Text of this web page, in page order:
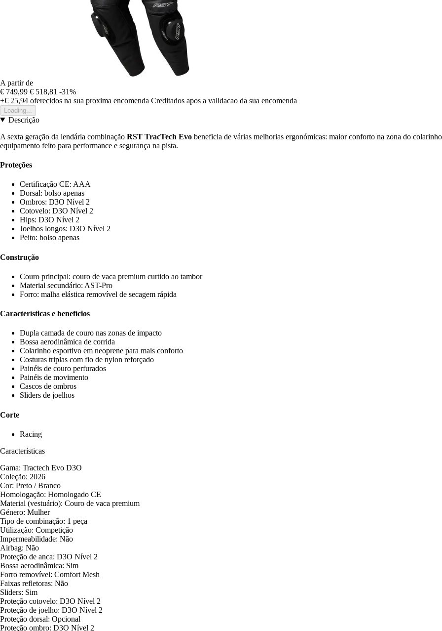
A partir de
€ 749,99 € 518,81 -31%
+€ 25,94 oferecidos na sua proxima encomenda Creditados apos a validacao da sua encomenda
Loading...
Descrição
A sexta geração da lendária combinação RST TracTech Evo beneficia de várias melhorias ergonómicas: maior conforto na zona do
equipamento feito para performance e segurança na pista.
Proteções
Certificação CE: AAA
Dorsal: bolso apenas
Ombros: D3O Nível 2
Cotovelo: D3O Nível 2
Hips: D3O Nível 2
Joelhos longos: D3O Nível 2
Peito: bolso apenas
Construção
Couro principal: couro de vaca premium curtido ao tambor
Material secundário: AST-Pro
Forro: malha elástica removível de secagem rápida
Características e benefícios
Dupla camada de couro nas zonas de impacto
Bossa aerodinâmica de corrida
Colarinho esportivo em neoprene para mais conforto
Costuras triplas com fio de nylon reforçado
Painéis de couro perfurados
Painéis de movimento
Cascos de ombros
Sliders de joelhos
Corte
Racing
Características
Gama: Tractech Evo D3O
Coleção: 2026
Cor: Preto / Branco
Homologação: Homologado CE
Material (vestuário): Couro de vaca premium
Género: Mulher
Tipo de combinação: 1 peça
Utilização: Competição
Impermeabilidade: Não
Airbag: Não
Proteção de anca: D3O Nível 2
Bossa aerodinâmica: Sim
Forro removível: Comfort Mesh
Faixas refletoras: Não
Sliders: Sim
Proteção cotovelo: D3O Nível 2
Proteção de joelho: D3O Nível 2
Proteção dorsal: Opcional
Proteção ombro: D3O Nível 2